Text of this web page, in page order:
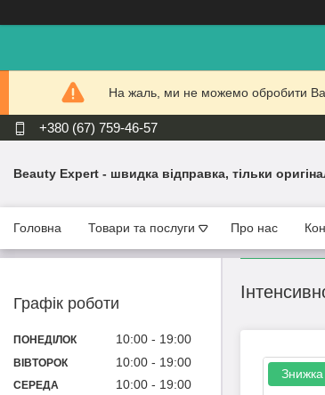
На жаль, ми не можемо обробити
+380 (67) 759-46-57
Beauty Expert - швидка відправка, тільки
Головна Товари та послуги Про нас
Графік роботи
ПОНЕДІЛОК 10:00 19:00
ВІВТОРОК 10:00 19:00
СЕРЕДА 10:00 19:00